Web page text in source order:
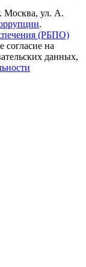
Москва, ул. А.
.
(РБПО)
согласие на
данных,